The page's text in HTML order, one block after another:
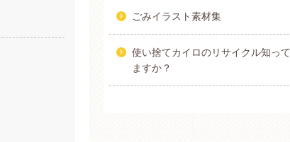
ごみイラスト素材集
使い捨てカイロのリサイクル知って
ますか？